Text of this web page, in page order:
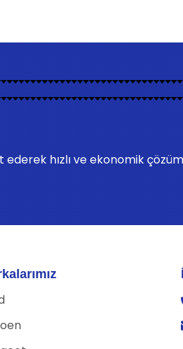
hızlı ve ekonomik